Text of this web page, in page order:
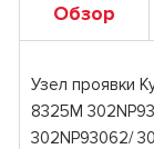
Обзор
Узел проявки
8325M
302NP93062/